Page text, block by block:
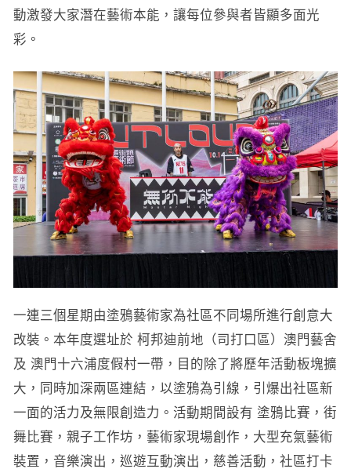
動激發大家潛在藝術本能，讓每位參與者皆顯多面光
彩。
一連三個星期由塗鴉藝術家為社區不同場所進行創意大
改裝。本年度選址於 柯邦迪前地（司打口區）澳門藝舍
及 澳門十六浦度假村一帶，目的除了將歷年活動板塊擴
大，同時加深兩區連結，以塗鴉為引線，引爆出社區新
一面的活力及無限創造力。活動期間設有 塗鴉比賽，街
舞比賽，親子工作坊，藝術家現場創作，大型充氣藝術
裝置，音樂演出，巡遊互動演出，慈善活動，社區打卡